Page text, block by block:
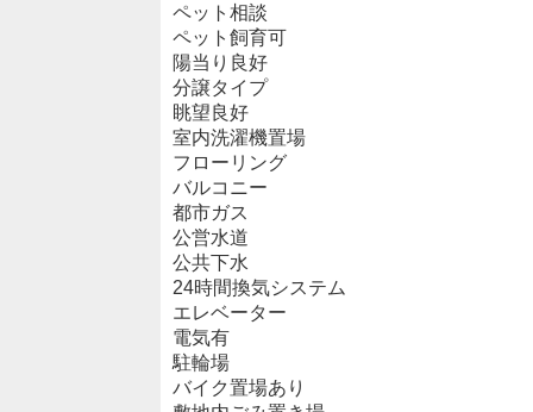
ペット相談
ペット飼育可
陽当り良好
分譲タイプ
眺望良好
室内洗濯機置場
フローリング
バルコニー
都市ガス
公営水道
公共下水
24時間換気システム
エレベーター
電気有
駐輪場
バイク置場あり